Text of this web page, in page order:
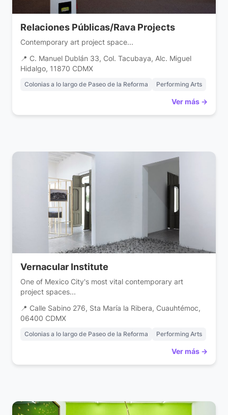
Relaciones Públicas/Rava Projects
Contemporary art project space...
📍 C. Manuel Dublán 33, Col. Tacubaya, Alc. Miguel
Hidalgo, 11870 CDMX
Colonias a lo largo de Paseo de la Reforma Performing Arts
Ver más →
Vernacular Institute
One of Mexico City's most vital contemporary art
project spaces...
📍 Calle Sabino 276, Sta María la Ribera, Cuauhtémoc,
06400 CDMX
Colonias a lo largo de Paseo de la Reforma Performing Arts
Ver más →